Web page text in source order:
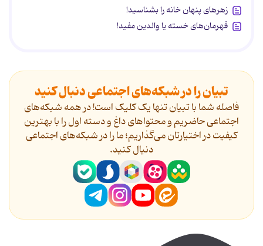
زهرهای پنهان خانه را بشناسید!
قهرمان‌های خسته یا والدین مفید!
تبیان را در شبکه‌های اجتماعی دنبال کنید
فاصله شما با تبیان تنها یک کلیک است! در همه شبکه‌های
اجتماعی حاضریم و محتواهای داغ و دسته اول را با بهترین
کیفیت در اختیارتان می‌گذاریم؛ ما را در شبکه‌های اجتماعی
دنیال کنید.